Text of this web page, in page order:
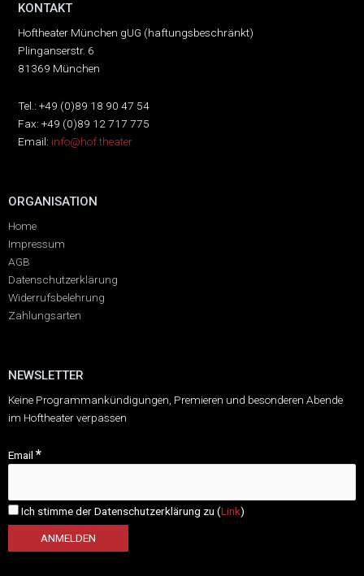
KONTAKT
Hoftheater München gUG (haftungsbeschränkt)
Plinganserstr. 6
81369 München
Tel.: +49 (0)89 18 90 47 54
Fax: +49 (0)89 12 717 775
Email: info@hof.theater
ORGANISATION
Home
Impressum
AGB
Datenschutzerklärung
Widerrufsbelehrung
Zahlungsarten
NEWSLETTER
Keine Programmankündigungen, Premieren und besonderen Abende
im Hoftheater verpassen
Email *
Ich stimme der Datenschutzerklärung zu (Link)